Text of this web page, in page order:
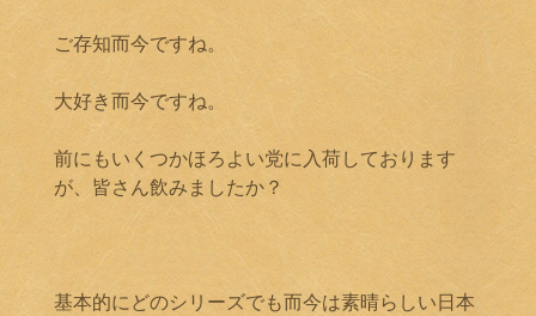
ご存知而今ですね。
大好き而今ですね。
前にもいくつかほろよい党に入荷しております
が、皆さん飲みましたか？
基本的にどのシリーズでも而今は素晴らしい日本